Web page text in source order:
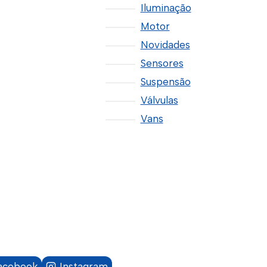
Iluminação
Motor
Novidades
Sensores
Suspensão
Válvulas
Vans